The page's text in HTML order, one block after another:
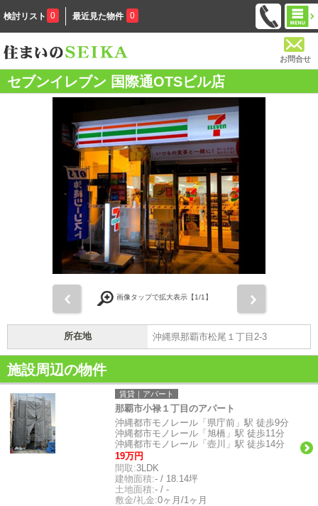
検討リスト 0 最近見た物件 0
お問合せ
セブンイレブン 国際通OTSビル店
画像タップで拡大表示【1/1】
所在地 沖縄県那覇市松尾１丁目2-3
施設周辺の物件
賃貸｜アパート
那覇市小禄１丁目のアパート
沖縄都市モノレール「県庁前」駅 徒歩9分
沖縄都市モノレール「旭橋」駅 徒歩11分
沖縄都市モノレール「壺川」駅 徒歩14分
19万円
間取:3LDK
建物面積:- / 18.14坪
土地面積:- / -
敷金/礼金:0ヶ月/1ヶ月